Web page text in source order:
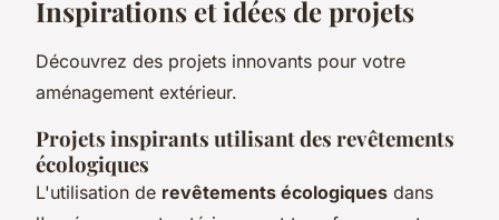
Inspirations et idées de projets
Découvrez des projets innovants pour votre
aménagement extérieur.
Projets inspirants utilisant des revêtements
écologiques
L'utilisation de revêtements écologiques dans